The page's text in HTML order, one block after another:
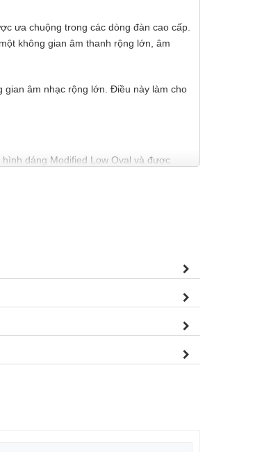
ưa chuộng trong các dòng đàn cao cấp.
không gian âm thanh rộng lớn, âm
gian âm nhạc rộng lớn. Điều này làm cho
dáng Modified Low Oval và được
suốt thời gian sử dụng.
tạo cảm giác dễ chịu khi chơi mà còn
rõ ràng và ổn định, mang đến sự trải
đầy đặn và rõ ràng.
độ luôn chuẩn xác trong suốt thời gian sử
kế tổng thể của cây đàn.